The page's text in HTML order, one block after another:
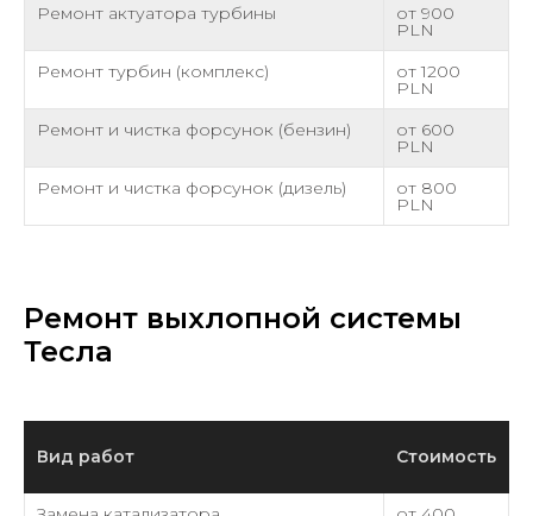
Ремонт актуатора турбины
от 900
PLN
Ремонт турбин (комплекс)
от 1200
PLN
Ремонт и чистка форсунок (бензин)
от 600
PLN
Ремонт и чистка форсунок (дизель)
от 800
PLN
Ремонт выхлопной системы
Тесла
Вид работ Стоимость